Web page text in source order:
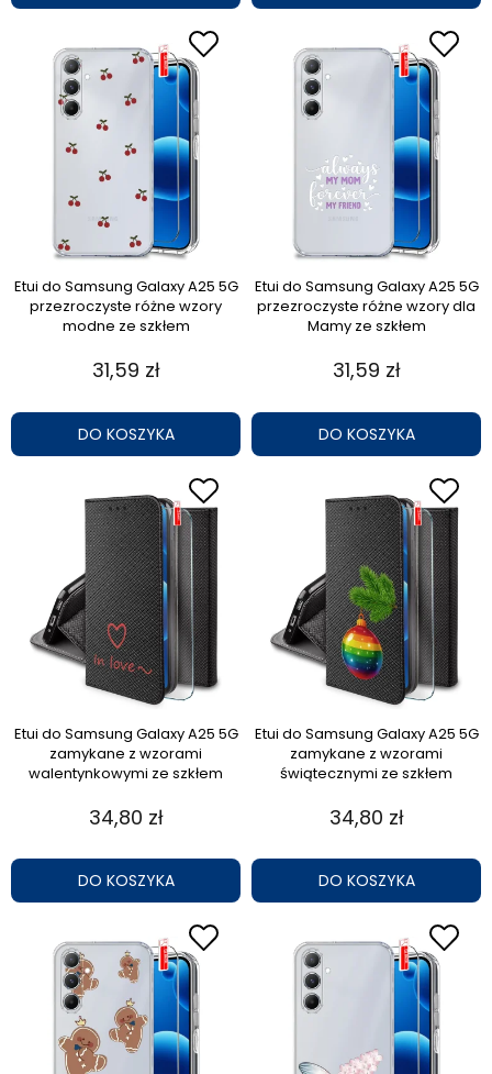
Etui do Samsung Galaxy A25 5G
przezroczyste różne wzory
modne ze szkłem
31,59 zł
DO KOSZYKA
Etui do Samsung Galaxy A25 5G
przezroczyste różne wzory dla
Mamy ze szkłem
31,59 zł
DO KOSZYKA
Etui do Samsung Galaxy A25 5G
zamykane z wzorami
walentynkowymi ze szkłem
34,80 zł
DO KOSZYKA
Etui do Samsung Galaxy A25 5G
zamykane z wzorami
świątecznymi ze szkłem
34,80 zł
DO KOSZYKA